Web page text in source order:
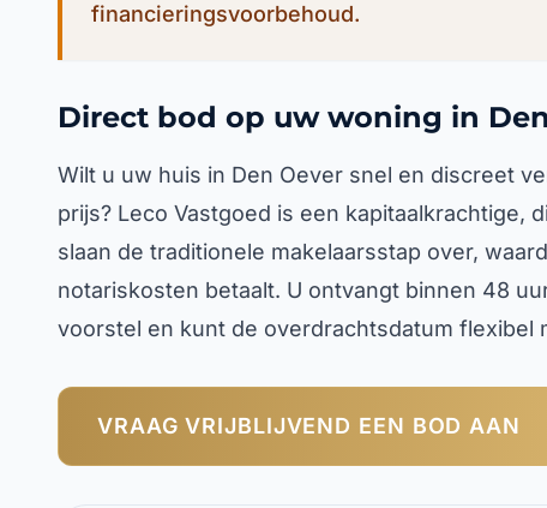
financieringsvoorbehoud.
Direct bod op uw woning in
Wilt u uw huis in Den Oever snel en discreet
prijs? Leco Vastgoed is een kapitaalkrachtige,
slaan de traditionele makelaarsstap over,
notariskosten betaalt. U ontvangt binnen 48
voorstel en kunt de overdrachtsdatum flexibel
VRAAG VRIJBLIJVEND EEN BOD AAN